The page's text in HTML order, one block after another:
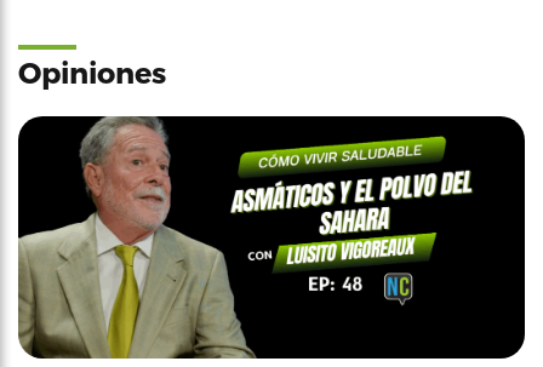
Opiniones